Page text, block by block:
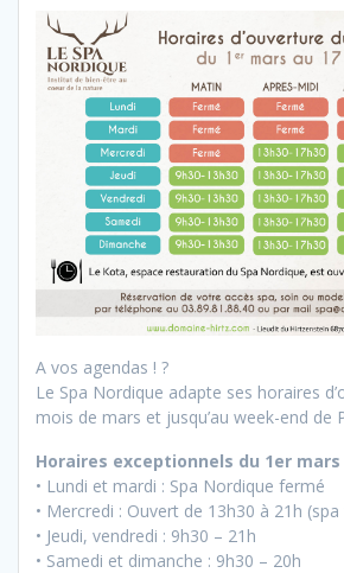
A vos agendas ! ?
Le Spa Nordique adapte ses horaires
mois de mars et jusqu’au week-end de
Horaires exceptionnels du 1er mars
• Lundi et mardi : Spa Nordique fermé
• Mercredi : Ouvert de 13h30 à 21h
• Jeudi, vendredi : 9h30 – 21h
• Samedi et dimanche : 9h30 – 20h